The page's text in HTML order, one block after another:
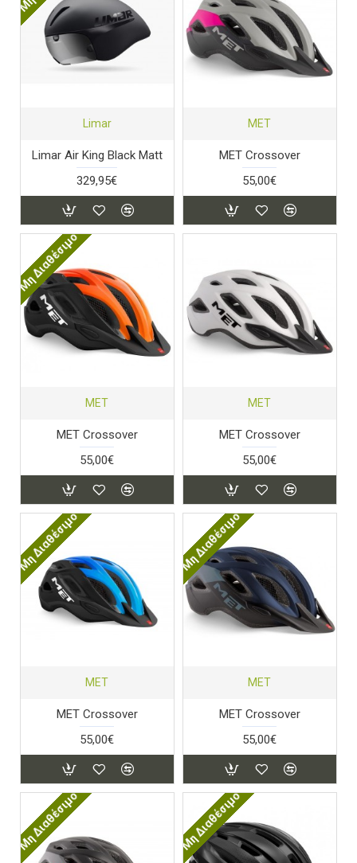
Limar
Limar Air King Black Matt
329,95€
MET
MET Crossover
55,00€
Μη Διαθέσιμο
MET
MET Crossover
55,00€
MET
MET Crossover
55,00€
Μη Διαθέσιμο
MET
MET Crossover
55,00€
Μη Διαθέσιμο
MET
MET Crossover
55,00€
Μη Διαθέσιμο Μη Διαθέσιμο